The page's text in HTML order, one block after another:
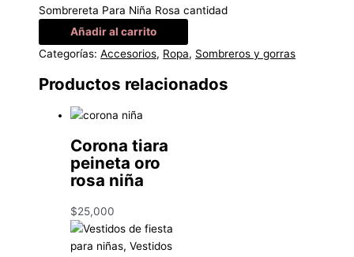
Sombrereta Para Niña Rosa cantidad
Añadir al carrito
Categorías:Accesorios, Ropa, Sombreros y gorras
Productos relacionados
Corona tiara
peineta oro
rosa niña
$25,000